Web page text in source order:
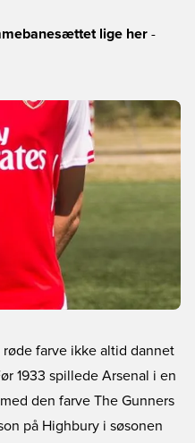
lige her -
farve ikke altid dannet
1933 spillede Arsenal i en
den farve The Gunners
på Highbury i søsonen